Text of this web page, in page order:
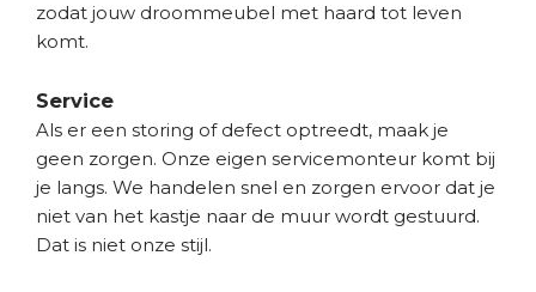
zodat jouw droommeubel met haard tot leven
komt.
Service
Als er een storing of defect optreedt, maak je
geen zorgen. Onze eigen servicemonteur komt bij
je langs. We handelen snel en zorgen ervoor dat je
niet van het kastje naar de muur wordt gestuurd.
Dat is niet onze stijl.